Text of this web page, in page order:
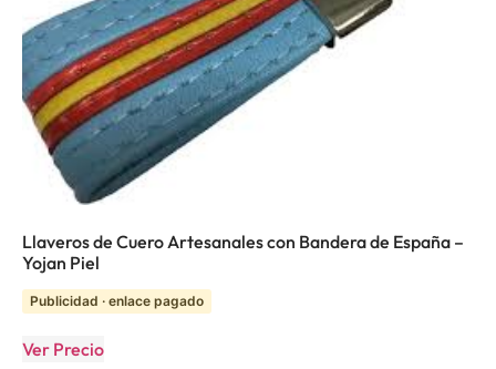
Llaveros de Cuero Artesanales con Bandera de España –
Yojan Piel
Publicidad · enlace pagado
Ver Precio